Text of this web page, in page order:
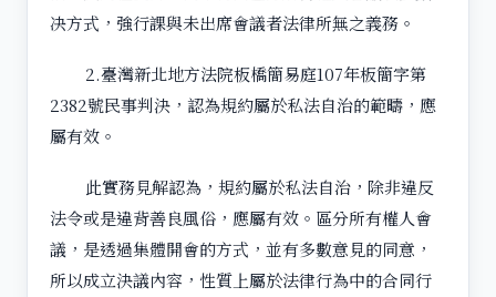
决方式，強行課與未出席會議者法律所無之義務。
2.臺灣新北地方法院板橋簡易庭107年板簡字第
2382號民事判決，認為規約屬於私法自治的範疇，應
屬有效。
此實務見解認為，規約屬於私法自治，除非違反
法令或是違背善良風俗，應屬有效。區分所有權人會
議，是透過集體開會的方式，並有多數意見的同意，
所以成立決議內容，性質上屬於法律行為中的合同行